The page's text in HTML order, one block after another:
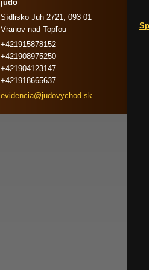
judo
Sídlisko Juh 2721, 093 01
Vranov nad Topľou
+421915878152
+421908975250
+421904123147
+421918665637
evidencia@judovychod.sk